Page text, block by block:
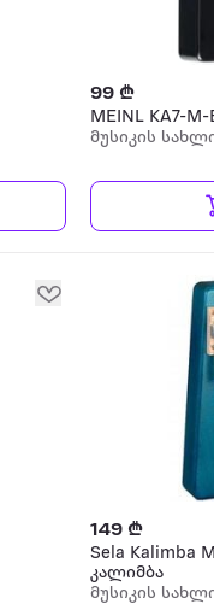
99 ₾
MEINL KA7-
მუსიკის
149 ₾
Sela Kalimba
კალიმბა
მუსიკის